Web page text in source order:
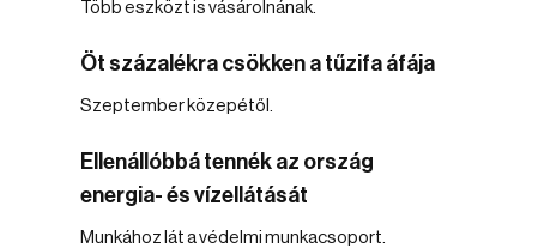
Több eszközt is vásárolnának.
Öt százalékra csökken a tűzifa áfája
Szeptember közepétől.
Ellenállóbbá tennék az ország
energia- és vízellátását
Munkához lát a védelmi munkacsoport.